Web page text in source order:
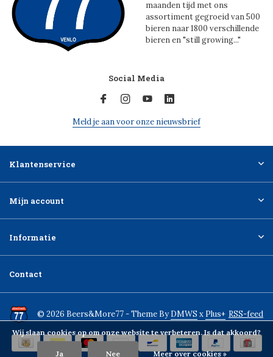
maanden tijd met ons
assortiment gegroeid van 500
bieren naar 1800 verschillende
bieren en "still growing..."
Social Media
Meld je aan voor onze nieuwsbrief
Klantenservice
Mijn account
Informatie
Contact
© 2026 Beers&More77 - Theme ByDMWS x Plus+ RSS-feed
Wij slaan cookies op om onze website te verbeteren. Is dat akkoord?
Ja Nee Meer over cookies »